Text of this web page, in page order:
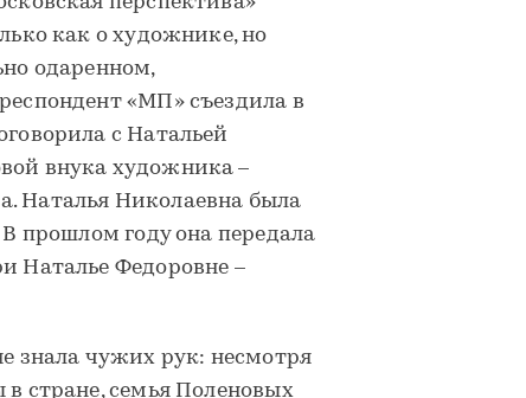
как о художнике, но
одаренном,
«МП» съездила в
с Натальей
внука художника –
Наталья Николаевна была
прошлом году она передала
Наталье Федоровне –
знала чужих рук: несмотря
стране, семья Поленовых